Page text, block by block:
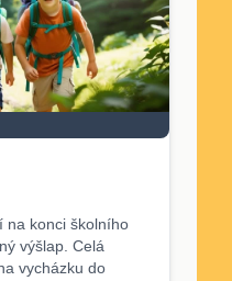
na konci školního
výšlap. Celá
vycházku do